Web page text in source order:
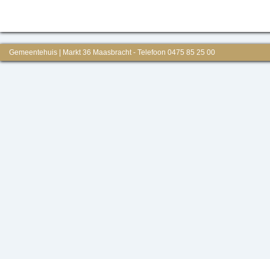
Gemeentehuis | Markt 36 Maasbracht - Telefoon 0475 85 25 00